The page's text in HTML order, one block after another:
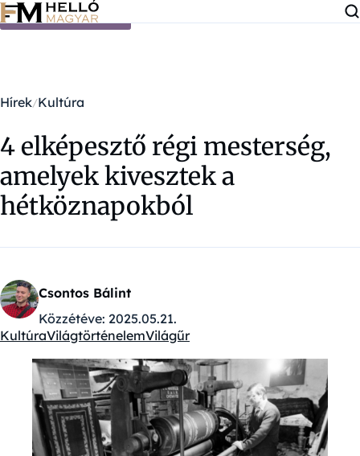
Ugrás a tartalomra
Hírek Kultúra
4 elképesztő régi mesterség,
amelyek kivesztek a
hétköznapokból
Csontos Bálint
Közzétéve: 2025.05.21.
Kategóriák:
KultúraVilágtörténelemVilágűr